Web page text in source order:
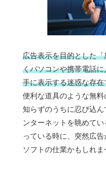
広告表示を目的とした
くパソコンや携帯電話
手に表示する迷惑な存在
便利な道具のような無
知らずのうちに忍び込
ンターネットを眺めて
っている時に、突然広
ソフトの仕業かもしれま